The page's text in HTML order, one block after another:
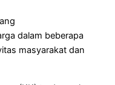
dalam beberapa
masyarakat dan